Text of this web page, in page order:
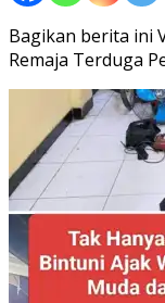
Bagikan berita ini
Remaja Terduga